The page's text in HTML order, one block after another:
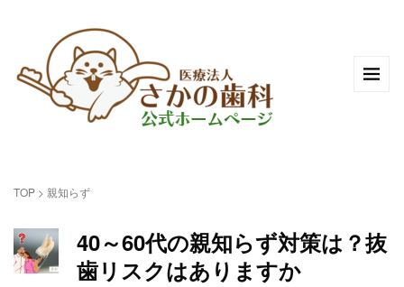
TOP > 親知らず
40～60代の親知らず対策は？抜
歯リスクはありますか